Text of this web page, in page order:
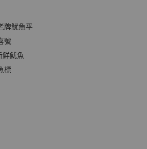
牌魷魚平
號
魷魚
標